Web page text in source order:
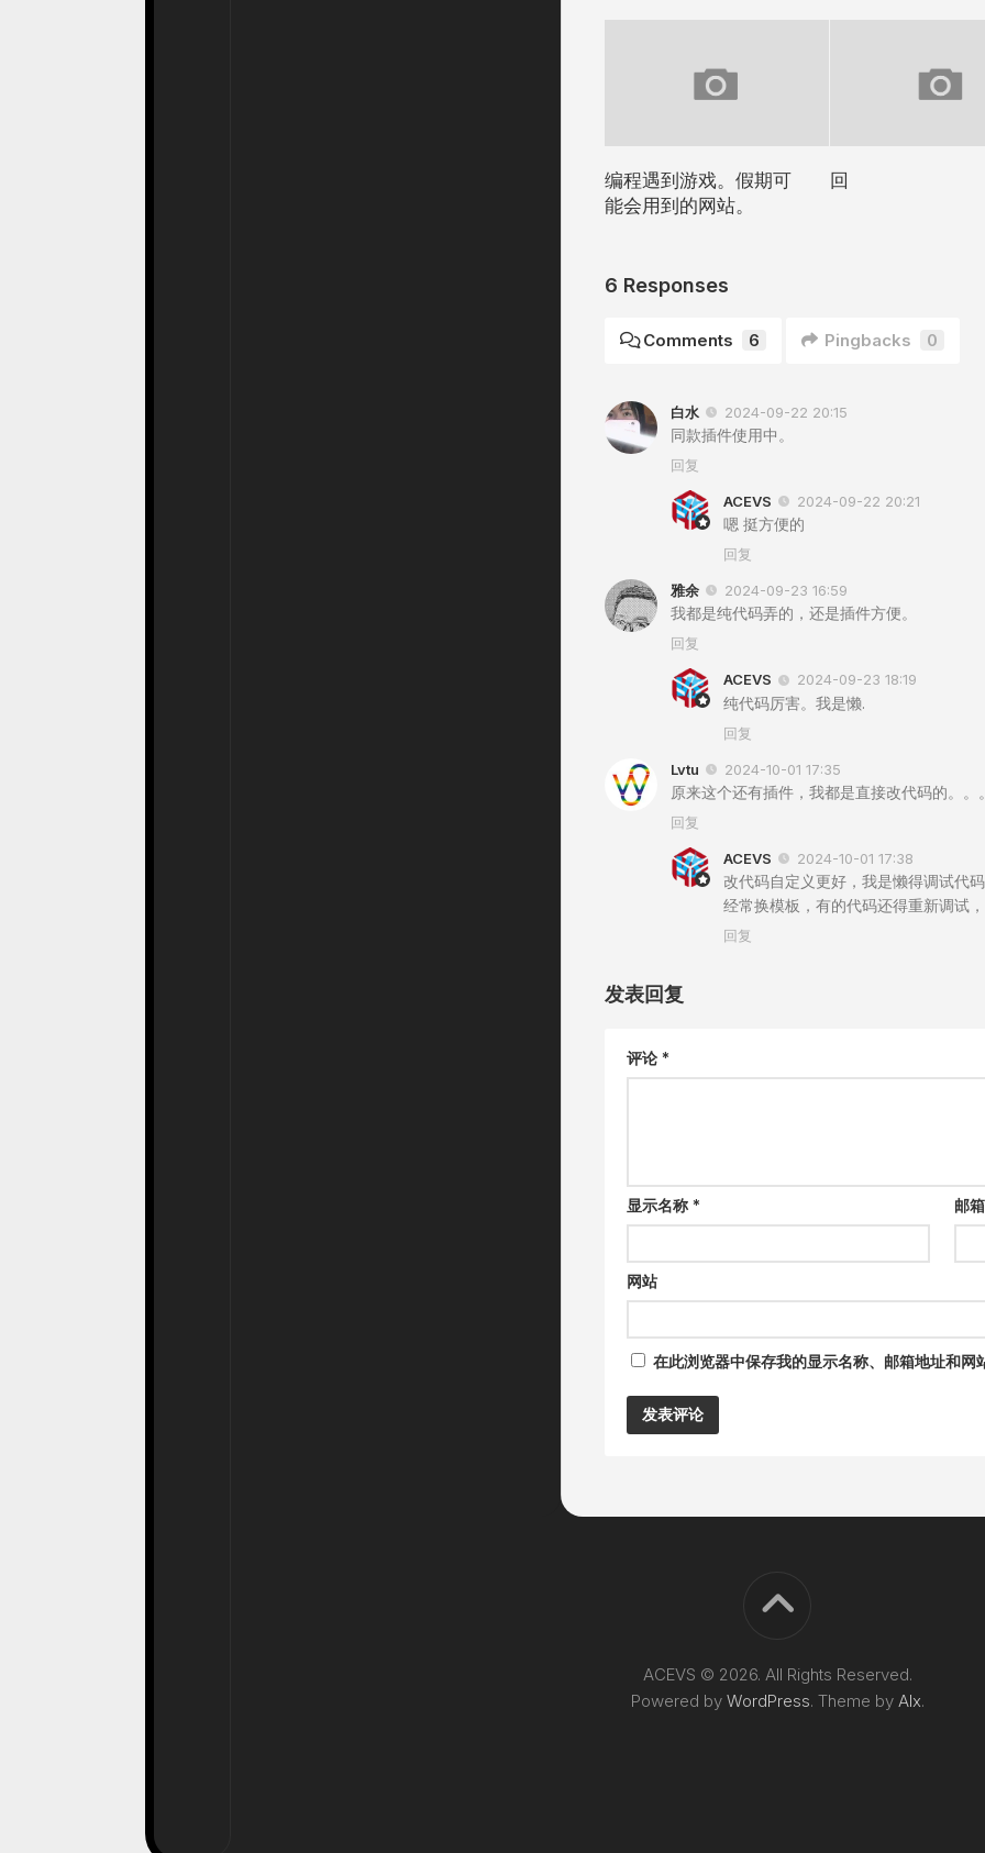
编程遇到游戏。假期可
能会用到的网站。
回
6 Responses
Comments 6 Pingbacks 0
白水 2024-09-22 20:15
同款插件使用中。
回复
ACEVS 2024-09-22 20:21
嗯 挺方便的
回复
雅余 2024-09-23 16:59
我都是纯代码弄的，还是插件方便。
回复
ACEVS 2024-09-23 18:19
纯代码厉害。我是懒.
回复
Lvtu 2024-10-01 17:35
原来这个还有插件，我都是直接改代码的。。
回复
ACEVS 2024-10-01 17:38
改代码自定义更好，我是懒得调试代
经常换模板，有的代码还得重新调试
回复
发表回复
评论 *
显示名称 * 邮
网站
在此浏览器中保存我的显示名称、邮箱地址和网
ACEVS © 2026. All Rights Reserved.
Powered by WordPress. Theme by Alx.